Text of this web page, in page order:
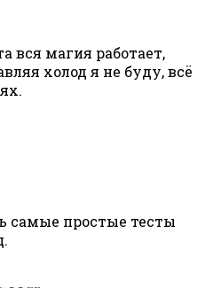
вся магия работает,
холод я не буду, всё
самые простые тесты